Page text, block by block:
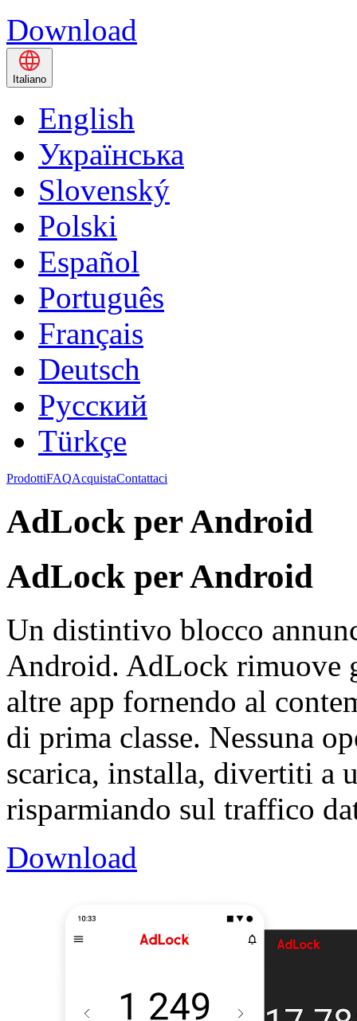
Download
Italiano
English
Українська
Slovenský
Polski
Español
Português
Français
Deutsch
Русский
Türkçe
ProdottiFAQAcquistaContattaci
AdLock per Android
AdLock per Android
Un distintivo blocco
Android. AdLock rimuove
altre app fornendo al
di prima classe. Nessuna
scarica, installa, divertiti a
risparmiando sul traffico
Download